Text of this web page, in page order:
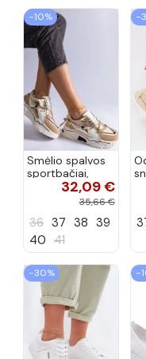
−10%
Smėlio spalvos
sportbačiai,
dekoruoti Valdez
cirkonio virvele
32,09 €
35,66 €
36 37 38 39
40 41
−30%